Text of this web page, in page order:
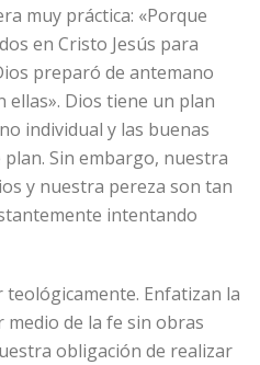
muy práctica: «Porque
en Cristo Jesús para
preparó de antemano
ellas». Dios tiene un plan
individual y las buenas
Sin embargo, nuestra
y nuestra pereza son tan
intentando
Enfatizan la
de la fe sin obras
obligación de realizar